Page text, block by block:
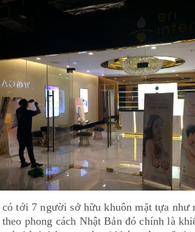
tới 7 người sở hữu khuôn mặt tựa như
phong cách Nhật Bản đó chính là